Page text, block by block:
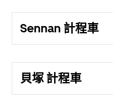
Sennan 計程車
貝塚 計程車